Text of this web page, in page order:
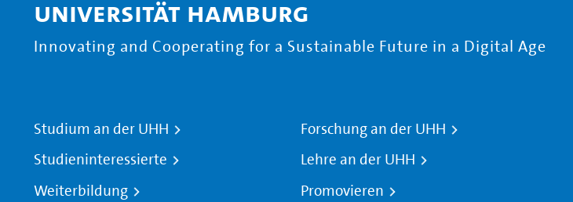
Universität Hamburg
Innovating and Cooperating for a Sustainable Future in a Digital Age
Studium an der UHH
Studieninteressierte
Weiterbildung
Forschung an der UHH
Lehre an der UHH
Promovieren